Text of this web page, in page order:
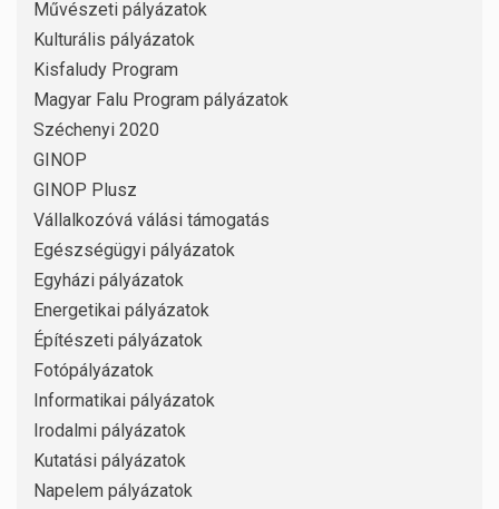
Művészeti pályázatok
Kulturális pályázatok
Kisfaludy Program
Magyar Falu Program pályázatok
Széchenyi 2020
GINOP
GINOP Plusz
Vállalkozóvá válási támogatás
Egészségügyi pályázatok
Egyházi pályázatok
Energetikai pályázatok
Építészeti pályázatok
Fotópályázatok
Informatikai pályázatok
Irodalmi pályázatok
Kutatási pályázatok
Napelem pályázatok